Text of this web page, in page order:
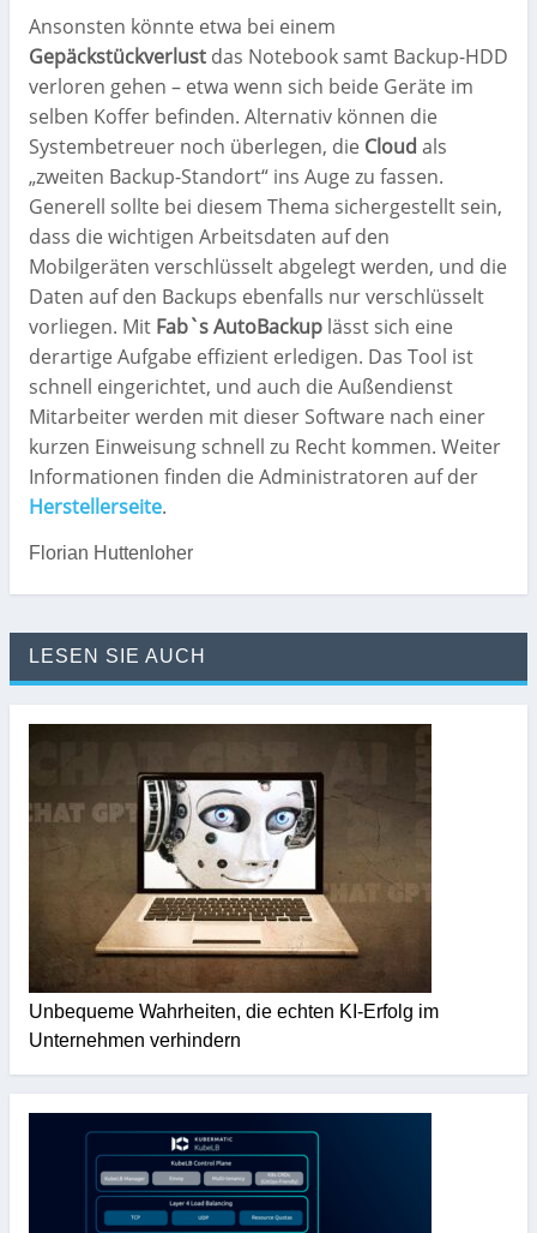
Ansonsten könnte etwa bei einem
Gepäckstückverlust das Notebook samt Backup-HDD
verloren gehen – etwa wenn sich beide Geräte im
selben Koffer befinden. Alternativ können die
Systembetreuer noch überlegen, die Cloud als
„zweiten Backup-Standort“ ins Auge zu fassen.
Generell sollte bei diesem Thema sichergestellt sein,
dass die wichtigen Arbeitsdaten auf den
Mobilgeräten verschlüsselt abgelegt werden, und die
Daten auf den Backups ebenfalls nur verschlüsselt
vorliegen. Mit Fab`s AutoBackup lässt sich eine
derartige Aufgabe effizient erledigen. Das Tool ist
schnell eingerichtet, und auch die Außendienst
Mitarbeiter werden mit dieser Software nach einer
kurzen Einweisung schnell zu Recht kommen. Weiter
Informationen finden die Administratoren auf der
Herstellerseite.
Florian Huttenloher
LESEN SIE AUCH
Unbequeme Wahrheiten, die echten KI-Erfolg im
Unternehmen verhindern